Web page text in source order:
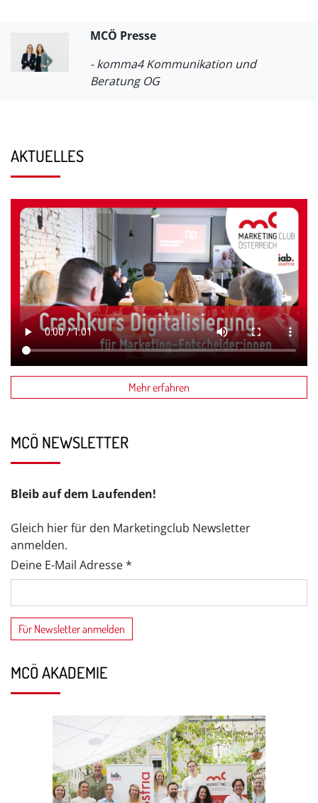
MCÖ Presse
- komma4 Kommunikation und
Beratung OG
AKTUELLES
Mehr erfahren
MCÖ NEWSLETTER
Bleib auf dem Laufenden!
Gleich hier für den Marketingclub Newsletter
anmelden.
Deine E-Mail Adresse *
MCÖ AKADEMIE